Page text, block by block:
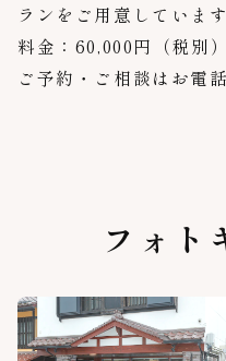
ランをご用意しています
料金：60,000円（税別
ご予約・ご相談はお電
フォト